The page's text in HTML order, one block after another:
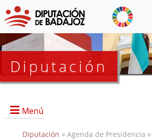
Diputación
Menú
Diputación » Agenda de Presidencia »